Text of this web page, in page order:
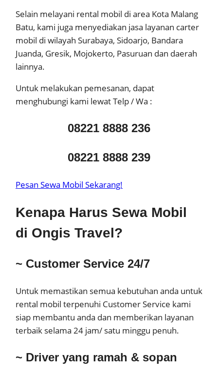
Selain melayani rental mobil di area Kota Malang
Batu, kami juga menyediakan jasa layanan carter
mobil di wilayah Surabaya, Sidoarjo, Bandara
Juanda, Gresik, Mojokerto, Pasuruan dan daerah
lainnya.
Untuk melakukan pemesanan, dapat
menghubungi kami lewat Telp / Wa :
08221 8888 236
08221 8888 239
Pesan Sewa Mobil Sekarang!
Kenapa Harus Sewa Mobil
di Ongis Travel?
~ Customer Service 24/7
Untuk memastikan semua kebutuhan anda untuk
rental mobil terpenuhi Customer Service kami
siap membantu anda dan memberikan layanan
terbaik selama 24 jam/ satu minggu penuh.
~ Driver yang ramah & sopan